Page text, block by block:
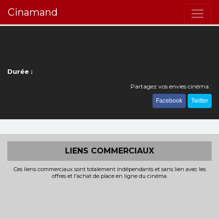
Cinamand
Durée :
Partagez vos envies cinéma :
Facebook Twitter
LIENS COMMERCIAUX
Ces liens commerciaux sont totalement indépendants et sans lien avec les
offres et l'achat de place en ligne du cinéma.